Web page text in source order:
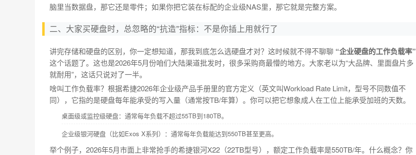
脑里当数据盘，那它还是零件；如果你把它装在标配的企业级NAS里，那它就是完整方案。
二、大家买硬盘时，总忽略的“抗造”指标：不是你插上用就行了
讲完存储和硬盘的区别，你一定想知道，那我到底怎么选硬盘才对？这时候就不得不聊聊 “企业硬盘的工作负载率”
这个话题了。这也是2026年5月份咱们大陆渠道批发时，很多采购商最懵的地方。大家老以为“大品牌、里面盘片多
就耐用”，这话只说对了一半。
啥叫工作负载率？根据希捷2026年企业级产品手册里的官方定义（英文叫Workload Rate Limit，型号不同数值不
同），它指的是硬盘每年能承受的写入量（通常按TB/年算）。你可以把它想象成人在工位上能承受加班的天数。
桌面级或监控级硬盘：通常每年负载不超过55TB到180TB。
企业级银河硬盘（比如Exos X系列）：通常每年负载能达到550TB甚至更高。
举个例子，2026年5月市面上非常抢手的希捷银河X22（22TB型号），额定工作负载率是550TB/年。什么概念？你